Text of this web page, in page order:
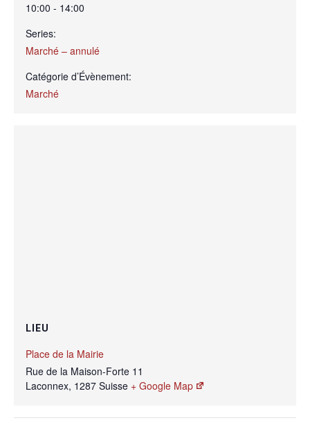
10:00 - 14:00
Series:
Marché – annulé
Catégorie d’Évènement:
Marché
LIEU
Place de la Mairie
Rue de la Maison-Forte 11
Laconnex, 1287 Suisse + Google Map